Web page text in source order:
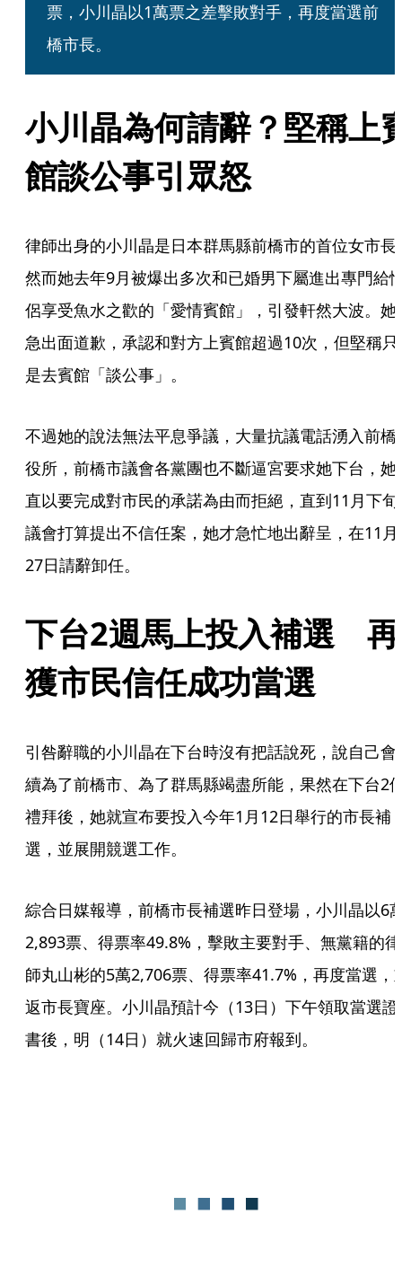
票，小川晶以1萬票之差擊敗對手，再度當選前
橋市長。
小川晶為何請辭？堅稱上
館談公事引眾怒
律師出身的小川晶是日本群馬縣前橋市的首位女市長
然而她去年9月被爆出多次和已婚男下屬進出專門給
侶享受魚水之歡的「愛情賓館」，引發軒然大波。她
急出面道歉，承認和對方上賓館超過10次，但堅稱只
是去賓館「談公事」。
不過她的說法無法平息爭議，大量抗議電話湧入前橋
役所，前橋市議會各黨團也不斷逼宮要求她下台，她
直以要完成對市民的承諾為由而拒絕，直到11月下旬
議會打算提出不信任案，她才急忙地出辭呈，在11月
27日請辭卸任。
下台2週馬上投入補選　再
獲市民信任成功當選
引咎辭職的小川晶在下台時沒有把話說死，說自己會
續為了前橋市、為了群馬縣竭盡所能，果然在下台2
禮拜後，她就宣布要投入今年1月12日舉行的市長補
選，並展開競選工作。
綜合日媒報導，前橋市長補選昨日登場，小川晶以6
2,893票、得票率49.8%，擊敗主要對手、無黨籍的律
師丸山彬的5萬2,706票、得票率41.7%，再度當選，
返市長寶座。小川晶預計今（13日）下午領取當選證
書後，明（14日）就火速回歸市府報到。